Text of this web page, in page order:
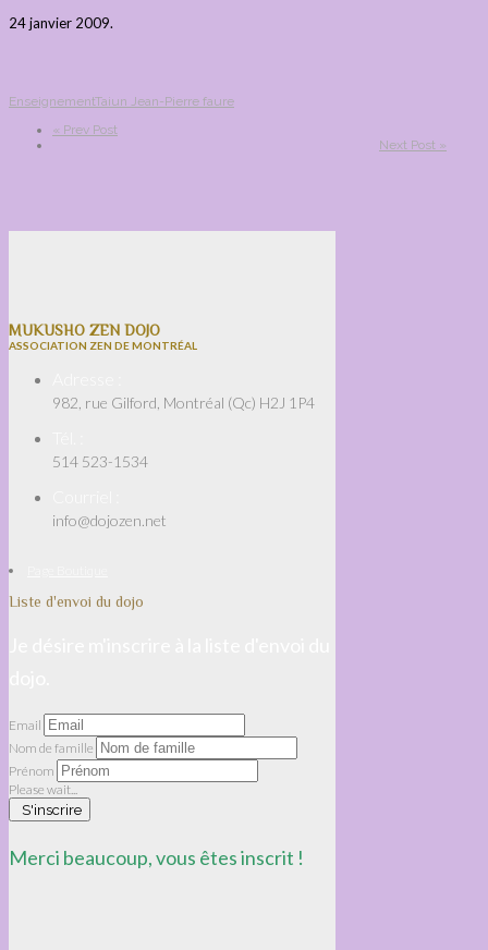
24 janvier 2009.
EnseignementTaiun Jean-Pierre faure
« Prev Post
Next Post »
MUKUSHO ZEN DOJO
ASSOCIATION ZEN DE MONTRÉAL
982, rue Gilford, Montréal (Qc) H2J 1P4
514 523-1534
info@dojozen.net
Liste d'envoi du dojo
Email
Nom de famille
Prénom
Please wait...
S'inscrire
Merci beaucoup, vous êtes inscrit !